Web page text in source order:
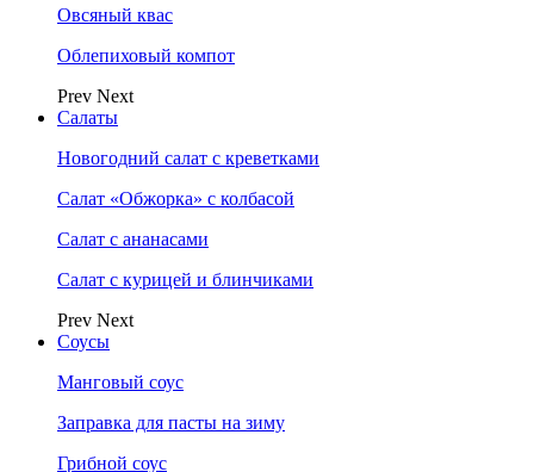
Овсяный квас
Облепиховый компот
Prev Next
Салаты
Новогодний салат с креветками
Салат «Обжорка» с колбасой
Салат с ананасами
Салат с курицей и блинчиками
Prev Next
Соусы
Манговый соус
Заправка для пасты на зиму
Грибной соус